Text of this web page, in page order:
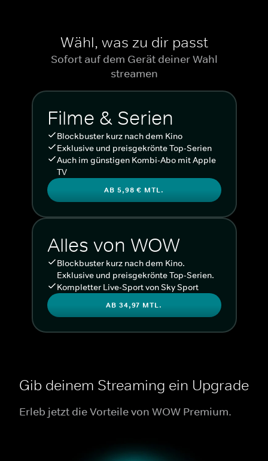
Wähl, was zu dir passt
Sofort auf dem Gerät deiner Wahl
streamen
Filme & Serien
Blockbuster kurz nach dem Kino
Exklusive und preisgekrönte Top-Serien
Auch im günstigen Kombi-Abo mit Apple
TV
AB 5,98 € MTL.
Alles von WOW
Blockbuster kurz nach dem Kino.
Exklusive und preisgekrönte Top-Serien.
Kompletter Live-Sport von Sky Sport
AB 34,97 MTL.
Gib deinem Streaming ein Upgrade
Erleb jetzt die Vorteile von WOW Premium.